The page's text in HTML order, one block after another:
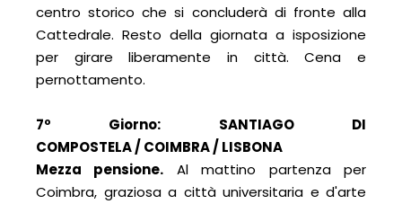
centro storico che si concluderà di fronte alla
Cattedrale. Resto della giornata a isposizione
per girare liberamente in città. Cena e
pernottamento.
7º Giorno: SANTIAGO DI
COMPOSTELA/ COIMBRA / LISBONA
Mezza pensione. Al mattino partenza per
Coimbra, graziosa a città universitaria e d'arte